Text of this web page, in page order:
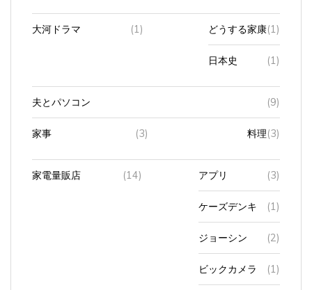
大河ドラマ (1) どうする家康(1)
日本史 (1)
夫とパソコン (9)
家事 (3) 料理(3)
家電量販店 (14) アプリ (3)
ケーズデンキ (1)
ジョーシン (2)
ビックカメラ (1)